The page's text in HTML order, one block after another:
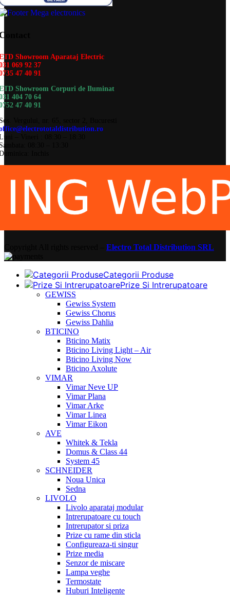
Showroom Aparataj Electric
069 92 37
47 40 91
Showroom Corpuri de Iluminat
404 70 64
47 40 91
Vergului, nr. 65, sector 2, Bucuresti
– Vineri : 08:30 – 18:30
08:30 – 13:30
Inchis
Electro Total Distribution SRL
Categorii Produse
Prize Si Intrerupatoare
GEWISS
Gewiss System
Gewiss Chorus
Gewiss Dahlia
BTICINO
Bticino Matix
Bticino Living Light – Air
Bticino Living Now
Bticino Axolute
VIMAR
Vimar Neve UP
Vimar Plana
Vimar Arke
Vimar Linea
Vimar Eikon
AVE
Whitek & Tekla
Domus & Class 44
System 45
SCHNEIDER
Noua Unica
Sedna
LIVOLO
Livolo aparataj modular
Intrerupatoare cu touch
Intrerupator si priza
Prize cu rame din sticla
Configureaza-ti singur
Prize media
Senzor de miscare
Lampa veghe
Termostate
Huburi Inteligente